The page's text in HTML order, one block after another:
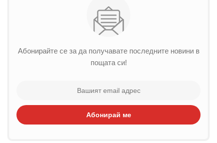
Абонирайте се за да получавате последните новини в
пощата си!
Абонирай ме